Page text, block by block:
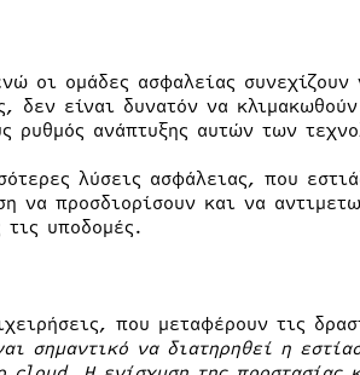
οι ομάδες ασφαλείας
δεν είναι δυνατόν να
ρυθμός ανάπτυξης αυτών των
λύσεις ασφάλειας, που
να προσδιορίσουν και να
τις υποδομές.
που μεταφέρουν τις
σημαντικό να διατηρηθεί η